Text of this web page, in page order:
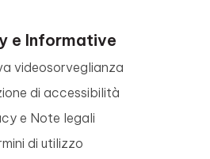
e Informative
videosorveglianza
di accessibilità
e Note legali
di utilizzo